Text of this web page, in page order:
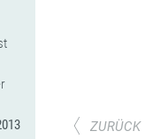
ZURÜCK